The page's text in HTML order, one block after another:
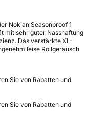
Nokian Seasonproof 1
mit sehr guter Nasshaftung
Das verstärkte XL-
leise Rollgeräusch
Sie von Rabatten und
Sie von Rabatten und